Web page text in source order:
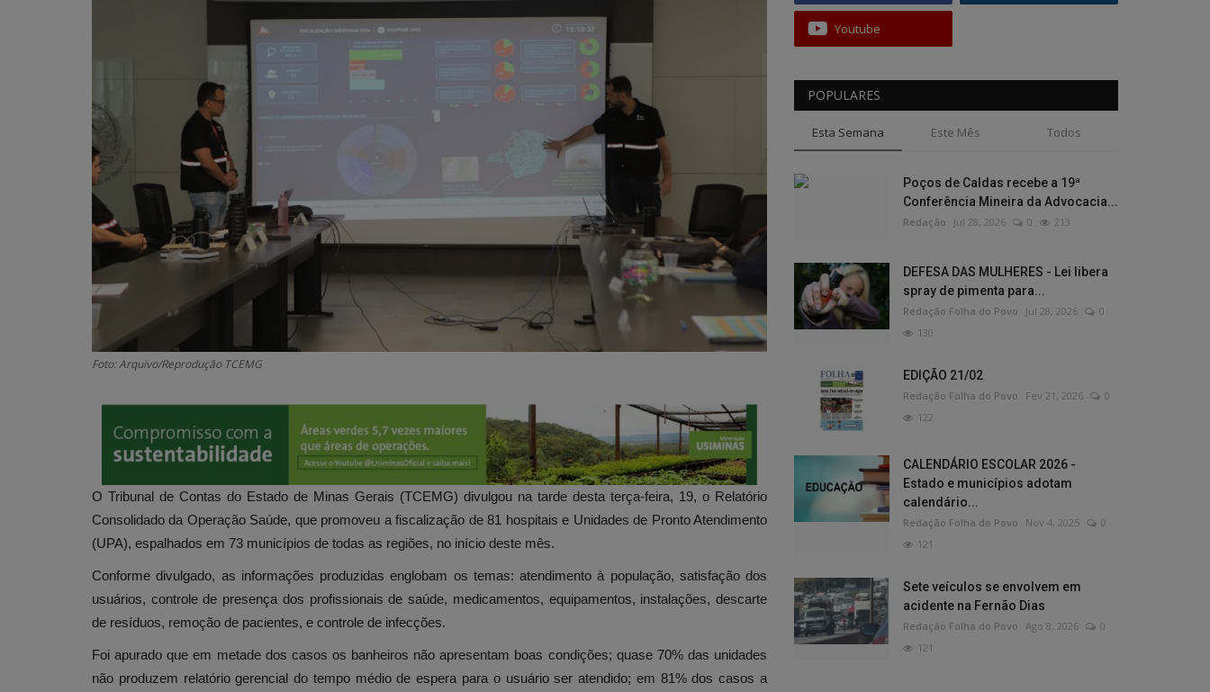
Foto: Arquivo/Reprodução TCEMG
O Tribunal de Contas do Estado de Minas Gerais (TCEMG) divulgou na tarde desta terça-feira, 19, o Relatório
Consolidado da Operação Saúde, que promoveu a fiscalização de 81 hospitais e Unidades de Pronto Atendimento
(UPA), espalhados em 73 municípios de todas as regiões, no início deste mês.
Conforme divulgado, as informações produzidas englobam os temas: atendimento à população, satisfação dos
usuários, controle de presença dos profissionais de saúde, medicamentos, equipamentos, instalações, descarte
de resíduos, remoção de pacientes, e controle de infecções.
Foi apurado que em metade dos casos os banheiros não apresentam boas condições; quase 70% das unidades
não produzem relatório gerencial do tempo médio de espera para o usuário ser atendido; em 81% dos casos a
Youtube
POPULARES
Esta Semana Este Mês Todos
Poços de Caldas recebe a 19ª
Conferência Mineira da Advocacia...
Redação Jul 28, 2026 0 213
DEFESA DAS MULHERES - Lei libera
spray de pimenta para...
Redação Folha do Povo Jul 28, 2026
0
130
EDIÇÃO 21/02
Redação Folha do Povo Fev 21, 2026
0
122
CALENDÁRIO ESCOLAR 2026 -
Estado e municípios adotam
calendário...
Redação Folha do Povo Nov 4, 2025
0
121
Sete veículos se envolvem em
acidente na Fernão Dias
Redação Folha do Povo Ago 8, 2026
0
121